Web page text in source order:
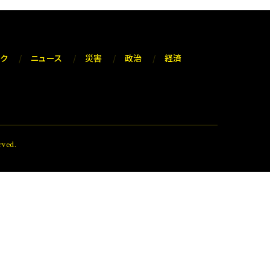
ニュース 災害 政治 経済